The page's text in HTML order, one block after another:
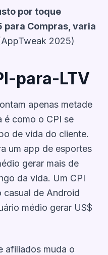
por toque
para Compras, varia
2025)
para-LTV
apenas metade
é como o CPI se
de vida do cliente.
um app de esportes
gerar mais de
da vida. Um CPI
casual de Android
médio gerar US$
afiliados muda o